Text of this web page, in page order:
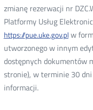
zmianę rezerwacji nr
Platformy Usług
https://pue.uke.gov.plw
utworzonego w innym
dostępnych dokumentów
stronie), w terminie 30
informacji.